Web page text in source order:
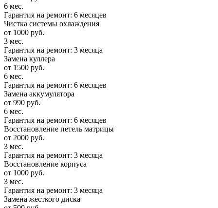
6 мес.
Гарантия на ремонт: 6 месяцев
Чистка системы охлаждения
от 1000 руб.
3 мес.
Гарантия на ремонт: 3 месяца
Замена куллера
от 1500 руб.
6 мес.
Гарантия на ремонт: 6 месяцев
Замена аккумулятора
от 990 руб.
6 мес.
Гарантия на ремонт: 6 месяцев
Восстановление петель матрицы
от 2000 руб.
3 мес.
Гарантия на ремонт: 3 месяца
Восстановление корпуса
от 1000 руб.
3 мес.
Гарантия на ремонт: 3 месяца
Замена жесткого диска